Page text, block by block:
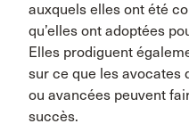
auxquels elles ont été
qu’elles ont adoptées
Elles prodiguent
sur ce que les avocates
ou avancées peuvent
succès.